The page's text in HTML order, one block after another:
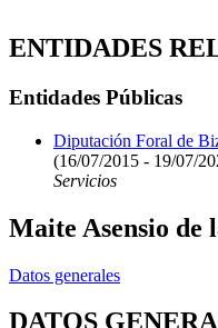
ENTIDADES
Entidades Públicas
Diputación Foral de
(16/07/2015 - 19/07/
Servicios
Maite Asensio de
Datos generales
DATOS